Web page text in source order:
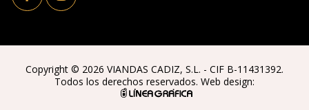
Copyright © 2026 VIANDAS CADIZ, S.L. - CIF B-11431392.
Todos los derechos reservados. Web design: